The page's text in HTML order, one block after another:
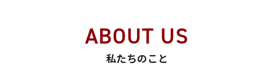
ABOUT US
私たちのこと